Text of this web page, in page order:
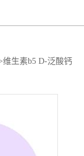
维生素b5 D-泛酸钙